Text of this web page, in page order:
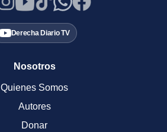
Derecha Diario TV
Nosotros
Quienes Somos
Autores
Donar